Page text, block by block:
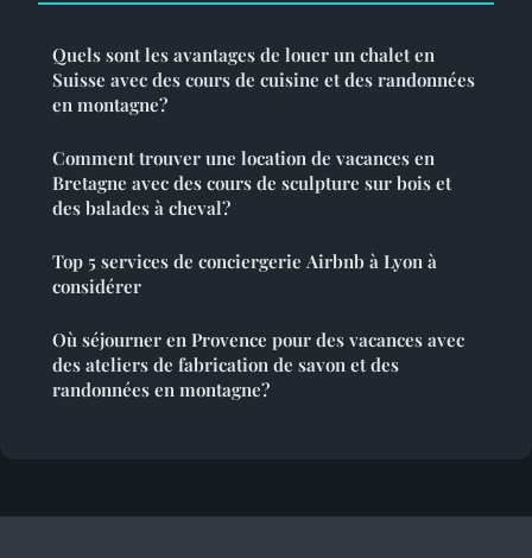
Quels sont les avantages de louer un chalet en
Suisse avec des cours de cuisine et des randonnées
en montagne?
Comment trouver une location de vacances en
Bretagne avec des cours de sculpture sur bois et
des balades à cheval?
Top 5 services de conciergerie Airbnb à Lyon à
considérer
Où séjourner en Provence pour des vacances avec
des ateliers de fabrication de savon et des
randonnées en montagne?